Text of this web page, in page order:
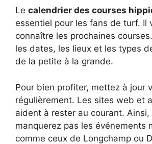
Le calendrier des courses
essentiel pour les fans de turf. Il
connaître les prochaines
les dates, les lieux et les types
de la petite à la grande.
Pour bien profiter, mettez à jour
régulièrement. Les sites web et
aident à rester au courant. Ainsi,
manquerez pas les événements
comme ceux de Longchamp ou